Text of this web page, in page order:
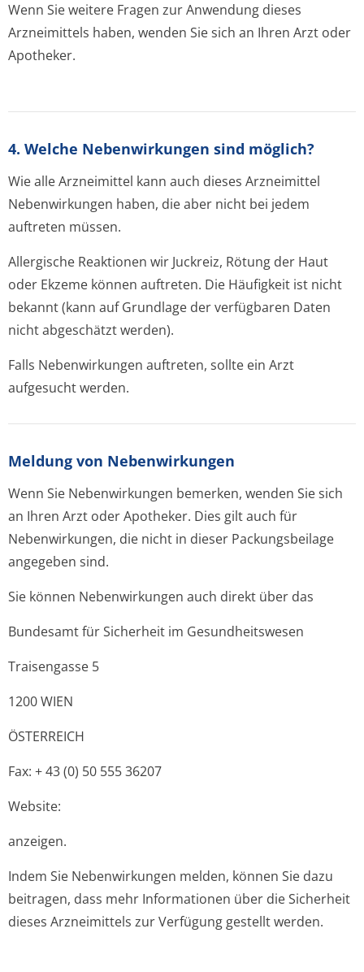
Wenn Sie weitere Fragen zur Anwendung dieses
Arzneimittels haben, wenden Sie sich an Ihren Arzt oder
Apotheker.
4. Welche Nebenwirkungen sind möglich?
Wie alle Arzneimittel kann auch dieses Arzneimittel
Nebenwirkungen haben, die aber nicht bei jedem
auftreten müssen.
Allergische Reaktionen wir Juckreiz, Rötung der Haut
oder Ekzeme können auftreten. Die Häufigkeit ist nicht
bekannt (kann auf Grundlage der verfügbaren Daten
nicht abgeschätzt werden).
Falls Nebenwirkungen auftreten, sollte ein Arzt
aufgesucht werden.
Meldung von Nebenwirkungen
Wenn Sie Nebenwirkungen bemerken, wenden Sie sich
an Ihren Arzt oder Apotheker. Dies gilt auch für
Nebenwirkungen, die nicht in dieser Packungsbeilage
angegeben sind.
Sie können Nebenwirkungen auch direkt über das
Bundesamt für Sicherheit im Gesundheitswesen
Traisengasse 5
1200 WIEN
ÖSTERREICH
Fax: + 43 (0) 50 555 36207
Website:
anzeigen.
Indem Sie Nebenwirkungen melden, können Sie dazu
beitragen, dass mehr Informationen über die Sicherheit
dieses Arzneimittels zur Verfügung gestellt werden.